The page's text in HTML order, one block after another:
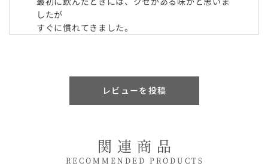
したが
すぐに慣れてきました。
るみこ さん ★★★★★
2018/08/10
ジュースならサラッと飲めて、栄養補給出来、た
レビューを投稿
関連商品
RECOMMENDED PRODUCTS